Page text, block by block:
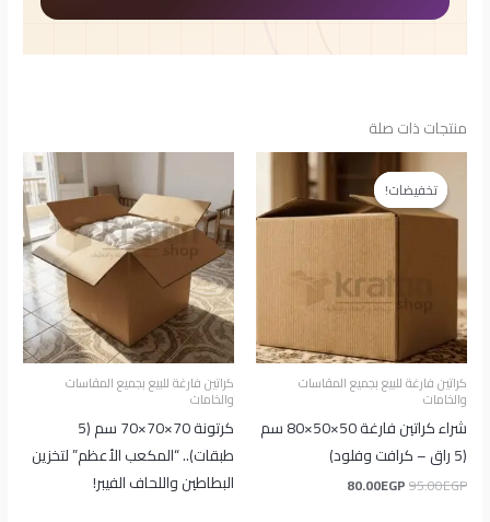
منتجات ذات صلة
تخفيضات!
تخفيضات!
كراتين فارغة للبيع بجميع المقاسات
والخامات
شراء كراتين فارغة 50×50×80 سم
(5 راق – كرافت وفلود)
95.00EGP
السعر
الأصلي
هو:
95.00EGP.
80.00EGP
السعر
الحالي
هو:
80.00EGP.
كراتين فارغة للبيع بجميع المقاسات
والخامات
كرتونة 70×70×70 سم (5
طبقات).. “المكعب الأعظم” لتخزين
البطاطين واللحاف الفيبر!